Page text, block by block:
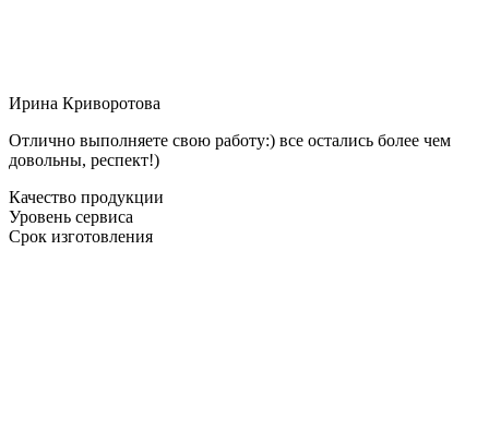
Ирина Криворотова
Отлично выполняете свою работу:) все остались более чем
довольны, респект!)
Качество продукции
Уровень сервиса
Срок изготовления